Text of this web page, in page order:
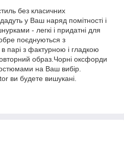
без класичних
у Ваш наряд помітності і
- легкі і придатні для
поєднуються з
парі з фактурною і гладкою
образ.Чорні оксфорди
на Ваш вибір.
ви будете вишукані.